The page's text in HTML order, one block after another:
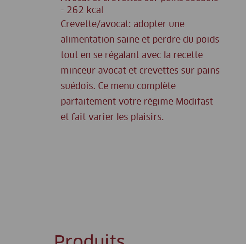
- 262 kcal
Crevette/avocat: adopter une
alimentation saine et perdre du poids
tout en se régalant avec la recette
minceur avocat et crevettes sur pains
suédois. Ce menu complète
parfaitement votre régime Modifast
et fait varier les plaisirs.